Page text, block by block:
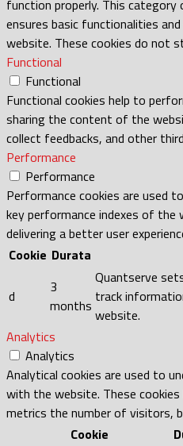
function properly. This category
ensures basic functionalities
website. These cookies do not
Functional
Functional
Functional cookies help to
sharing the content of the
collect feedbacks, and other
Performance
Performance
Performance cookies are used
key performance indexes of the
delivering a better user
Cookie Durata
d
3
months
Quantserve
track
website.
Analytics
Analytics
Analytical cookies are used to
with the website. These
metrics the number of visitors,
Cookie